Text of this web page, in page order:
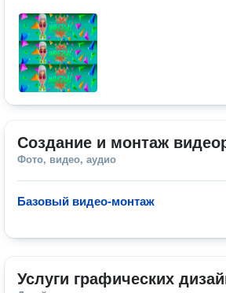
Создание и монтаж
Фото, видео, аудио
Базовый видео-монтаж
Услуги графических